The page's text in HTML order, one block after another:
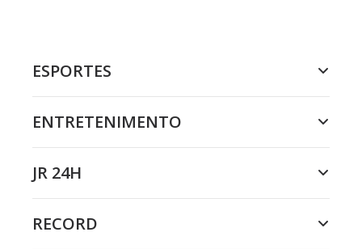
ESPORTES
ENTRETENIMENTO
JR 24H
RECORD